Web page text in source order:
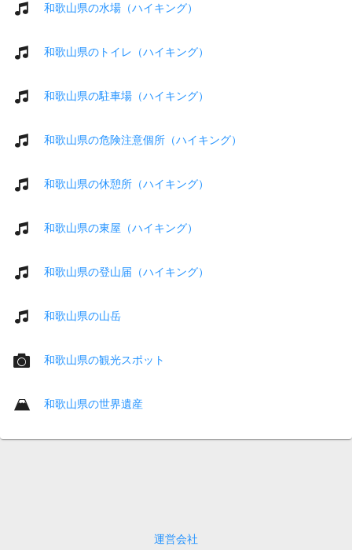
和歌山県の水場（ハイキング）
和歌山県のトイレ（ハイキング）
和歌山県の駐車場（ハイキング）
和歌山県の危険注意個所（ハイキング）
和歌山県の休憩所（ハイキング）
和歌山県の東屋（ハイキング）
和歌山県の登山届（ハイキング）
和歌山県の山岳
和歌山県の観光スポット
和歌山県の世界遺産
運営会社